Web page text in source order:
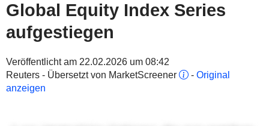
Global Equity Index Series
aufgestiegen
Veröffentlicht am 22.02.2026 um 08:42
Reuters - Übersetzt von MarketScreener
- Original
anzeigen